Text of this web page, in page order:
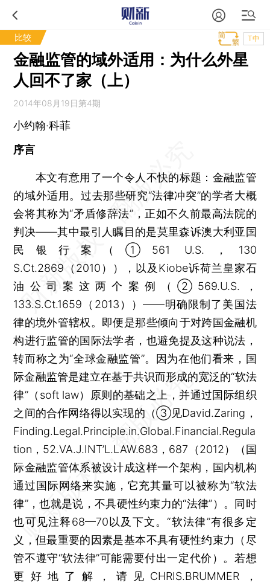
比较 T中
金融监管的域外适用：为什么外星
人回不了家（上）
2014年08月19日第4期
小约翰·科菲
序言
本文有意用了一个令人不快的标题：金融监管
的域外适用。过去那些研究“法律冲突”的学者大概
会将其称为“矛盾修辞法”，正如不久前最高法院的
判决——其中最引人瞩目的是莫里森诉澳大利亚国
民银行案（①561 U.S.，130
S.Ct.2869（2010）），以及Kiobe诉荷兰皇家石
油公司案这两个案例（②569.U.S.，
133.S.Ct.1659（2013））——明确限制了美国法
律的境外管辖权。即便是那些倾向于对跨国金融机
构进行监管的国际法学者，也避免提及这种说法，
转而称之为“全球金融监管”。因为在他们看来，国
际金融监管是建立在基于共识而形成的宽泛的“软法
律”（soft law）原则的基础之上，并通过国际组织
之间的合作网络得以实现的（③见David.Zaring，
Finding.Legal.Principle.in.Global.Financial.Regula
tion，52.VA.J.INT’L.LAW.683，687（2012）（国
际金融监管体系被设计成这样一个架构，国内机构
通过国际网络来实施，它充其量可以被称为“软法
律”，也就是说，不具硬性约束力的“法律”）。同时
也可见注释68—70以及下文。“软法律”有很多定
义，但最重要的因素是基本不具有硬性约束力（尽
管不遵守“软法律”可能需要付出一定代价）。若想
更好地了解，请见CHRIS.BRUMMER，